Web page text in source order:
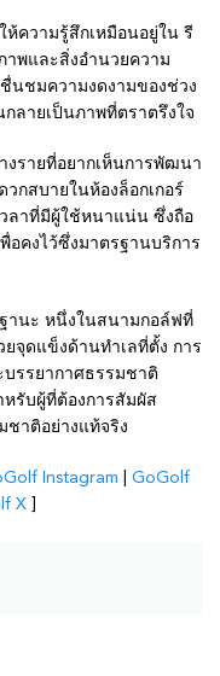
ห้ความรู้สึกเหมือนอยู่ใน รี
พและสิ่งอำนวยความ
นชมความงดงามของช่วง
กลายเป็นภาพที่ตราตรึงใจ
งรายที่อยากเห็นการพัฒนา
กสบายในห้องล็อกเกอร์
วลาที่มีผู้ใช้หนาแน่น ซึ่งถือ
อคงไว้ซึ่งมาตรฐานบริการ
ฐานะ หนึ่งในสนามกอล์ฟที่
จุดแข็งด้านทำเลที่ตั้ง การ
รรยากาศธรรมชาติ
รับผู้ที่ต้องการสัมผัส
าติอย่างแท้จริง
Instagram
GoGolf
X